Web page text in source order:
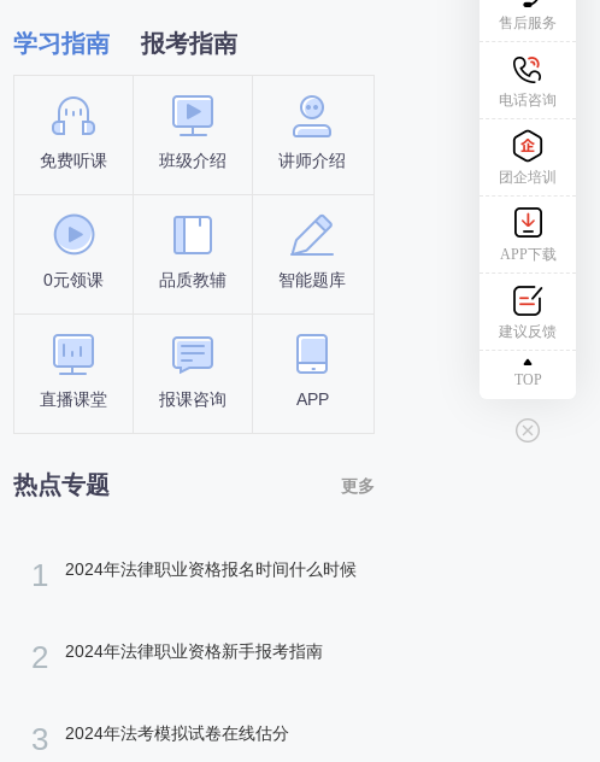
学习指南 报考指南
免费听课 班级介绍 讲师介绍
0元领课 品质教辅 智能题库
直播课堂 报课咨询 APP
报名时间
考试时间
热点专题 更多
1 2024年法律职业资格报名时间什么时候
2 2024年法律职业资格新手报考指南
3 2024年法考模拟试卷在线估分
售后服务
电话咨询
团企培训
APP下载
建议反馈
TOP